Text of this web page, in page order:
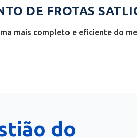
DE FROTAS
mais completo e eficiente do
do